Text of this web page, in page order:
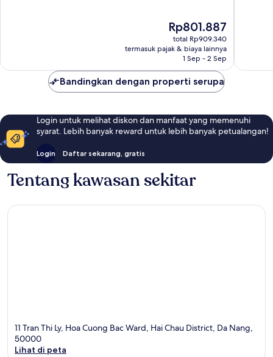
Harga
sekarang
Rp801.887
Rp801.887
total Rp909.340
termasuk pajak & biaya lainnya
1 Sep - 2 Sep
Bandingkan dengan properti serupa
Login untuk melihat diskon dan manfaat yang memenuhi
syarat. Lebih banyak reward untuk lebih banyak petualangan!
Login Daftar sekarang, gratis
Tentang kawasan sekitar
11 Tran Thi Ly, Hoa Cuong Bac Ward, Hai Chau District, Da Nang,
50000
Lihat di peta